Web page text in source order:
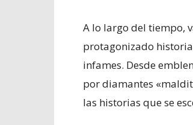
A lo largo del tiempo,
protagonizado
infames. Desde
por diamantes
las historias que se